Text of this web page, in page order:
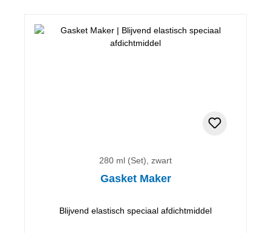
280 ml (Set), zwart
Gasket Maker
Blijvend elastisch speciaal afdichtmiddel